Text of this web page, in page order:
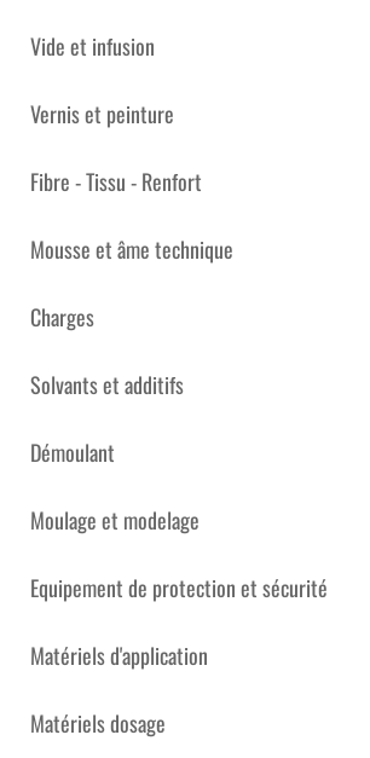
Vide et infusion
Vernis et peinture
Fibre - Tissu - Renfort
Mousse et âme technique
Charges
Solvants et additifs
Démoulant
Moulage et modelage
Equipement de protection et sécurité
Matériels d'application
Matériels dosage
DIMENSION 2500 X 1200 X
150MM
1200 X 150MM
kg/m3
PRIX TTC : 321.92€
Disponible
quantité